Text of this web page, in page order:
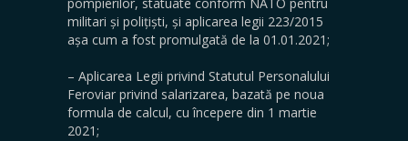
militari și polițiști, și aplicarea legii 223/2015
așa cum a fost promulgată de la 01.01.2021;
– Aplicarea Legii privind Statutul Personalului
Feroviar privind salarizarea, bazată pe noua
formula de calcul, cu începere din 1 martie
2021;